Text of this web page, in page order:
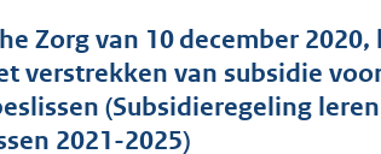
t
a
n
Zorg van 10 december
verstrekken van subsidie
(Subsidieregeling
2021-2025)